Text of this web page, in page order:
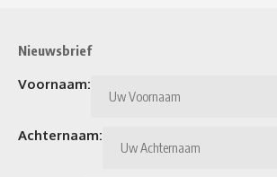
Nieuwsbrief
Voornaam:
Achternaam: